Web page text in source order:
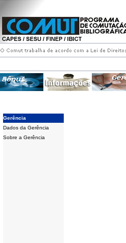
Gerência
Dados da Gerência
Sobre a Gerência